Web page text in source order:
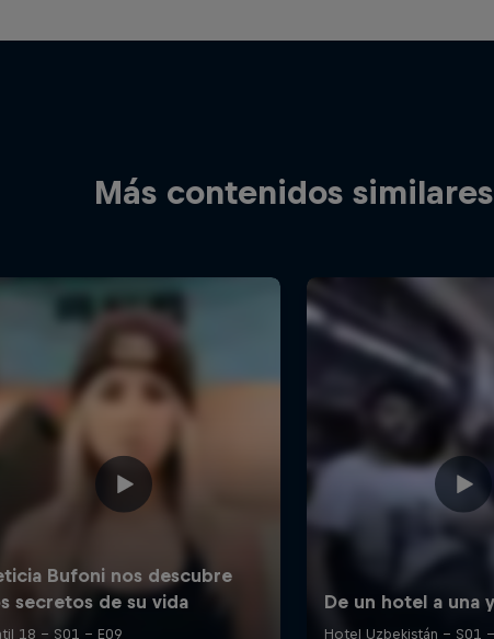
Más contenidos similares